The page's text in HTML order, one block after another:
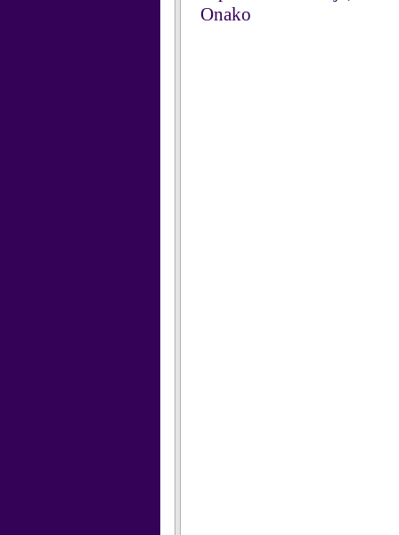
Onako